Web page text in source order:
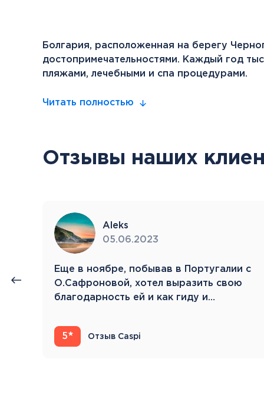
Болгария, расположенная на берегу
достопримечательностями. Каждый год
пляжами, лечебными и спа процедурами.
Читать полностью
Отзывы наших
Aleks
05.06.2023
Eще в ноябре, побывав в Португалии с
О.Сафроновой, хотел выразить свою
благодарность ей и как гиду и…
5 Отзыв Caspi